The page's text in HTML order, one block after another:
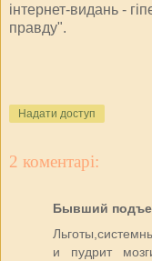
інтернет-видань -
правду".
Надати доступ
2 коментарі:
Бывший
и пудрит